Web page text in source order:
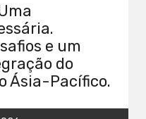
e um
do
Ásia-Pacífico.